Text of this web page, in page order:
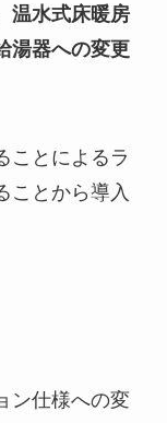
温水式床暖房
湯器への変更
ことによるラ
ことから導入
ン仕様への変